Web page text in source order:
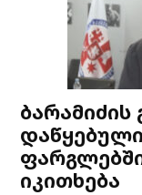
ბარამიძის
იკითხება